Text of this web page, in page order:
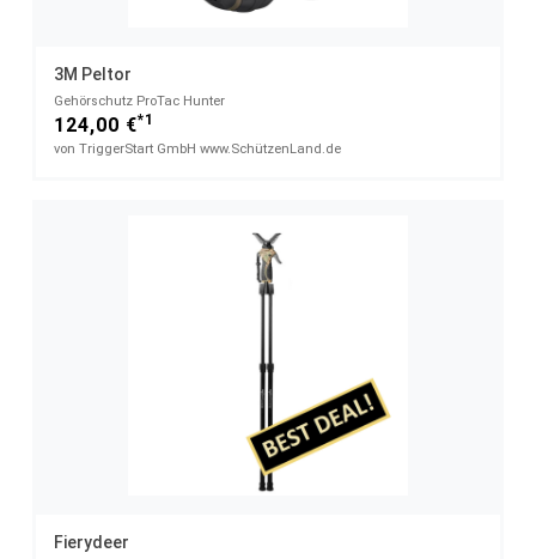
3M Peltor
Gehörschutz ProTac Hunter
124,00 €*1
von TriggerStart GmbH www.SchützenLand.de
Fierydeer